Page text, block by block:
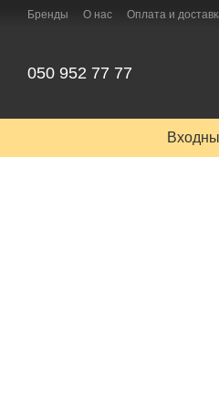
Перейти к основному контенту
Бренды О нас Оплата и
050 952 77 77